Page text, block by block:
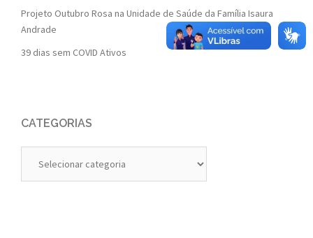
Projeto Outubro Rosa na Unidade de Saúde da Família Isaura
Andrade
39 dias sem COVID Ativos
CATEGORIAS